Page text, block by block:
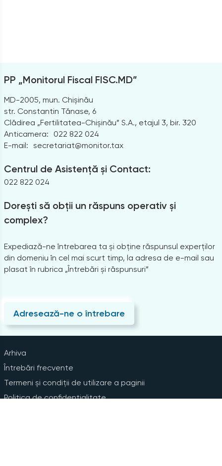
PP „Monitorul Fiscal FISC.MD”
MD-2005, mun. Chișinău
str. Constantin Tănase, 6
Clădirea „Fertilitatea-Chișinău” S.A., etajul 3, bir. 320
Anticamera:
022 822 024
E-mail: secretariat@monitor.tax
Centrul de Asistență și Contact:
022 822 024
Dorești să obții un răspuns operativ și
complex?
Expediază-ne întrebarea ta și obține răspunsul experților
din domeniu în cel mai scurt timp, la adresa de e-mail sau
plasat în rubrica „Întrebări și răspunsuri”
Adresează-ne o întrebare
Arhiva
Întrebări frecvente
Termeni și condiții de utilizare a paginii
Politica de confidențialitate